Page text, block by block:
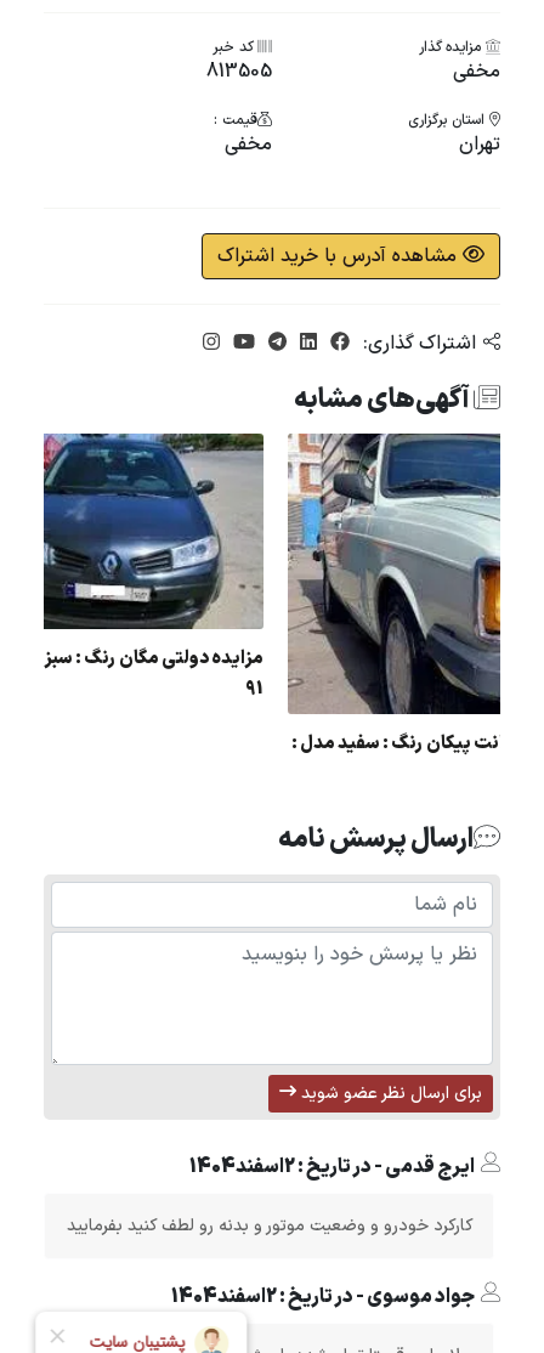
مزایده گذار
مخفی
کد خبر
813505
استان برگزاری
تهران
قیمت :
مخفی
مشاهده آدرس با خرید اشتراک
اشتراک گذاری:
آگهی‌های مشابه
مزایده دولتی مگان
مزایده وانت پیکان رنگ : سفید مدل :
ارسال پرسش نامه
برای ارسال نظر عضو شوید
ایرج قدمی - در تاریخ : 2اسفند1404
کارکرد خودرو و وضعیت موتور و بدنه رو لطف کنید بفرمایید
جواد موسوی - در تاریخ : 2اسفند1404